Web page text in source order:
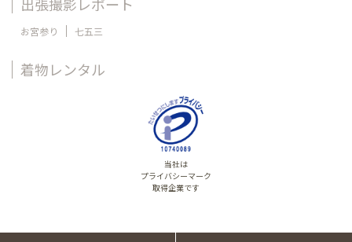
出張撮影レポート
お宮参り 七五三
着物レンタル
当社は
プライバシーマーク
取得企業です